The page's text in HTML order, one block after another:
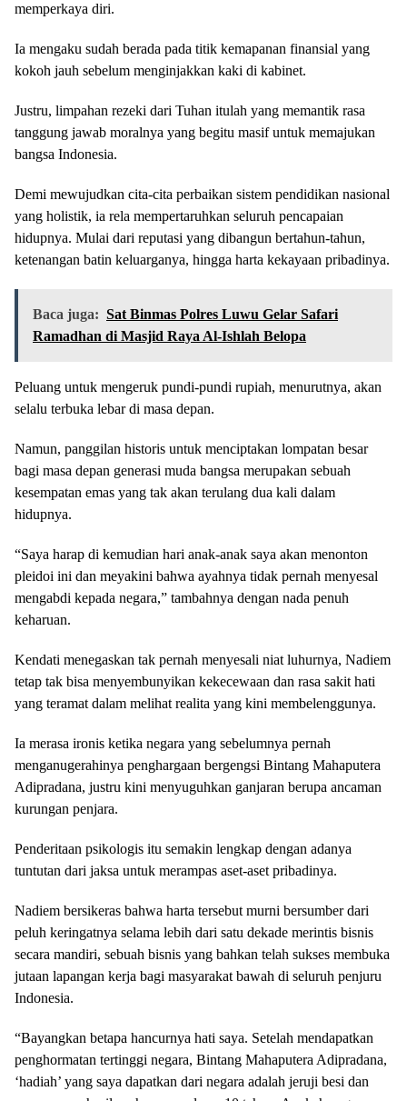
memperkaya diri.
Ia mengaku sudah berada pada titik kemapanan finansial yang
kokoh jauh sebelum menginjakkan kaki di kabinet.
Justru, limpahan rezeki dari Tuhan itulah yang memantik rasa
tanggung jawab moralnya yang begitu masif untuk memajukan
bangsa Indonesia.
Demi mewujudkan cita-cita perbaikan sistem pendidikan nasional
yang holistik, ia rela mempertaruhkan seluruh pencapaian
hidupnya. Mulai dari reputasi yang dibangun bertahun-tahun,
ketenangan batin keluarganya, hingga harta kekayaan pribadinya.
Baca juga: Sat Binmas Polres Luwu Gelar Safari
Ramadhan di Masjid Raya Al-Ishlah Belopa
Peluang untuk mengeruk pundi-pundi rupiah, menurutnya, akan
selalu terbuka lebar di masa depan.
Namun, panggilan historis untuk menciptakan lompatan besar
bagi masa depan generasi muda bangsa merupakan sebuah
kesempatan emas yang tak akan terulang dua kali dalam
hidupnya.
“Saya harap di kemudian hari anak-anak saya akan menonton
pleidoi ini dan meyakini bahwa ayahnya tidak pernah menyesal
mengabdi kepada negara,” tambahnya dengan nada penuh
keharuan.
Kendati menegaskan tak pernah menyesali niat luhurnya, Nadiem
tetap tak bisa menyembunyikan kekecewaan dan rasa sakit hati
yang teramat dalam melihat realita yang kini membelenggunya.
Ia merasa ironis ketika negara yang sebelumnya pernah
menganugerahinya penghargaan bergengsi Bintang Mahaputera
Adipradana, justru kini menyuguhkan ganjaran berupa ancaman
kurungan penjara.
Penderitaan psikologis itu semakin lengkap dengan adanya
tuntutan dari jaksa untuk merampas aset-aset pribadinya.
Nadiem bersikeras bahwa harta tersebut murni bersumber dari
peluh keringatnya selama lebih dari satu dekade merintis bisnis
secara mandiri, sebuah bisnis yang bahkan telah sukses membuka
jutaan lapangan kerja bagi masyarakat bawah di seluruh penjuru
Indonesia.
“Bayangkan betapa hancurnya hati saya. Setelah mendapatkan
penghormatan tertinggi negara, Bintang Mahaputera Adipradana,
‘hadiah’ yang saya dapatkan dari negara adalah jeruji besi dan